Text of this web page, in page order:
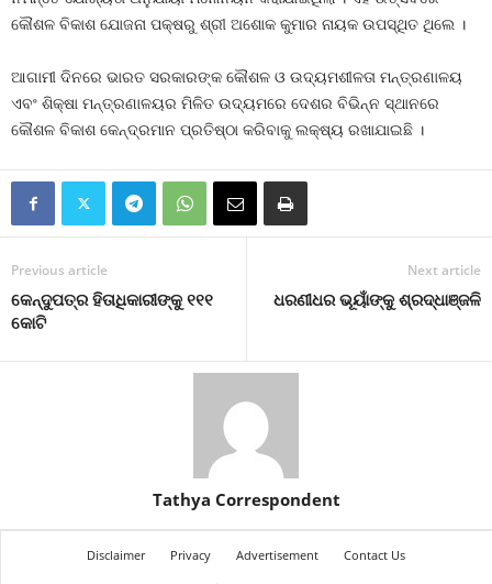
କୌଶଳ ବିକାଶ ଯୋଜନା ପକ୍ଷରୁ ଶ୍ରୀ ଅଶୋକ କୁମାର ନାୟକ ଉପସ୍ଥିତ ଥିଲେ ।
ଆଗାମୀ ଦିନରେ ଭାରତ ସରକାରଙ୍କ କୌଶଳ ଓ ଉଦ୍ୟମଶୀଳତା ମନ୍ତ୍ରଣାଳୟ
ଏବଂ ଶିକ୍ଷା ମନ୍ତ୍ରଣାଳୟର ମିଳିତ ଉଦ୍ୟମରେ ଦେଶର ବିଭିନ୍ନ ସ୍ଥାନରେ
କୌଶଳ ବିକାଶ କେନ୍ଦ୍ରମାନ ପ୍ରତିଷ୍ଠା କରିବାକୁ ଲକ୍ଷ୍ୟ ରଖାଯାଇଛି ।
Previous article
କେନ୍ଦୁପତ୍ର ହିତାଧିକାରୀଙ୍କୁ ୧୧୧
କୋଟି
Next article
ଧରଣୀଧର ଭୂୟାଁଙ୍କୁ ଶ୍ରଦ୍ଧାଞ୍ଜଳି
Tathya Correspondent
Disclaimer Privacy Advertisement
Contact Us